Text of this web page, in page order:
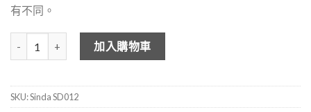
有不同。
SINDA 木紋石塑地板 SD012 數量
加入購物車
SKU:Sinda SD012